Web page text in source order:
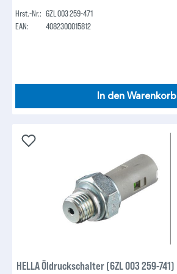
Hrst.-Nr.: 6ZL 003 259-471
EAN:
4082300015812
In den Warenkorb
HELLA Öldruckschalter (6ZL 003 259-741)